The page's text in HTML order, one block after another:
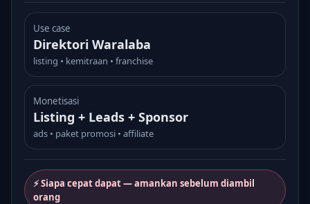
Use case
Direktori Waralaba
listing • kemitraan • franchise
Monetisasi
Listing + Leads + Sponsor
ads • paket promosi • affiliate
⚡ Siapa cepat dapat — amankan sebelum diambil
orang